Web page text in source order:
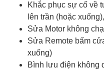
Khắc phục sự cố về
lên trần (hoặc
Sửa Motor không
Sửa Remote bấm
xuống)
Bình lưu điện không